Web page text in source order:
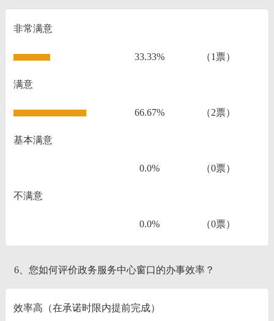
非常满意
33.33% （1票）
满意
66.67% （2票）
基本满意
0.0% （0票）
不满意
0.0% （0票）
6、您如何评价政务服务中心窗口的办事效率？
效率高（在承诺时限内提前完成）